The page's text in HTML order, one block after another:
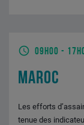
09H00 -
MAROC
Les efforts
tenue des